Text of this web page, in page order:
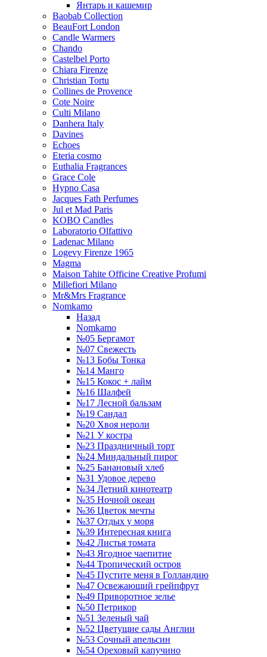
Янтарь и кашемир
Baobab Collection
BeauFort London
Candle Warmers
Chando
Castelbel Porto
Chiara Firenze
Christian Tortu
Collines de Provence
Cote Noire
Culti Milano
Danhera Italy
Davines
Echoes
Eteria cosmo
Euthalia Fragrances
Grace Cole
Hypno Casa
Jacques Fath Perfumes
Jul et Mad Paris
KOBO Candles
Laboratorio Olfattivo
Ladenac Milano
Logevy Firenze 1965
Magma
Maison Tahite Officine Creative Profumi
Millefiori Milano
Mr&Mrs Fragrance
Nomkamo
Назад
Nomkamo
№05 Бергамот
№07 Свежесть
№13 Бобы Тонка
№14 Манго
№15 Кокос + лайм
№16 Шалфей
№17 Лесной бальзам
№19 Сандал
№20 Хвоя нероли
№21 У костра
№23 Праздничный торт
№24 Миндальный пирог
№25 Банановый хлеб
№31 Удовое дерево
№34 Летний кинотеатр
№35 Ночной океан
№36 Цветок мечты
№37 Отдых у моря
№39 Интересная книга
№42 Листья томата
№43 Ягодное чаепитие
№44 Тропический остров
№45 Пустите меня в Голландию
№47 Освежающий грейпфрут
№49 Приворотное зелье
№50 Петрикор
№51 Зеленый чай
№52 Цветущие сады Англии
№53 Сочный апельсин
№54 Ореховый капучино